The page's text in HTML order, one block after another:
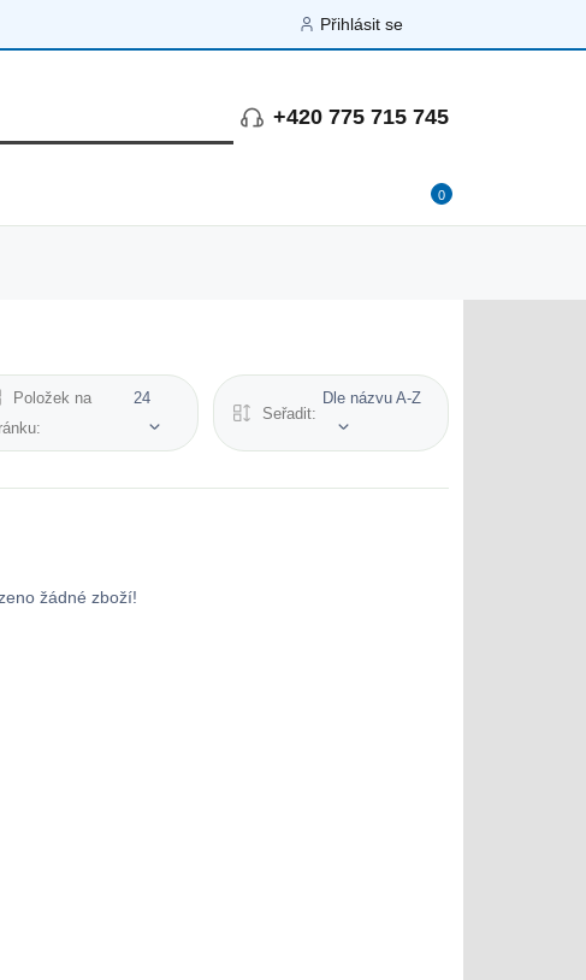
Přihlásit se
+420 775 715 745
0
Položek na
24
Seřadit:
Dle názvu A-Z
žádné zboží!